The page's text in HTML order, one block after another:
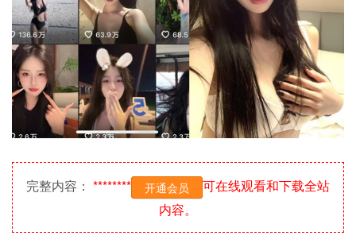
完整内容： ******** 开通会员
可在线观看和下载全站
内容。